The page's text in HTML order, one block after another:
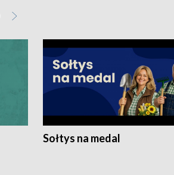
Sołtys na medal